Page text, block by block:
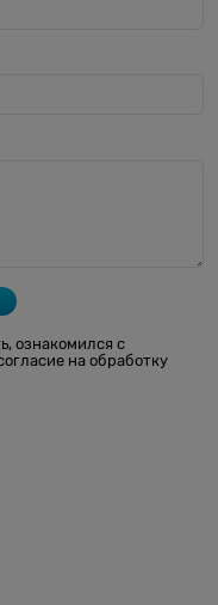
ознакомился с
на обработку